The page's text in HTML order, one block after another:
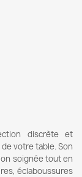
discrète et
votre table. Son
soignée tout en
éclaboussures